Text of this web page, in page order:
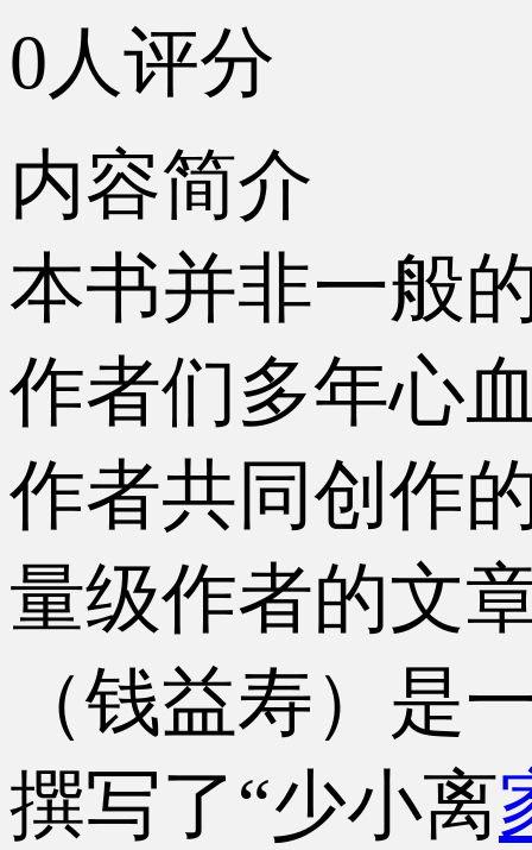
0人评分
内容简介
本书并非一般
作者们多年心
作者共同创作
量级作者的文
（钱益寿）是
撰写了“少小离